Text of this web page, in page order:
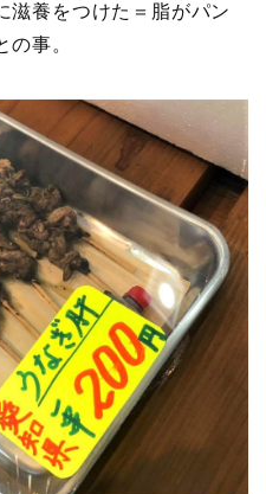
滋養をつけた＝脂がパン
事。